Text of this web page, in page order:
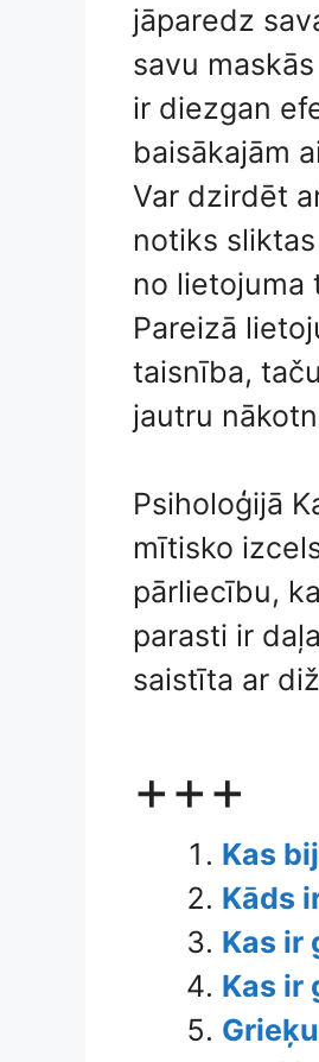
jāparedz
savu
ir diezgan
baisākajām
Var dzirdēt
notiks
no lietojuma
Pareizā
taisnība,
jautru
Psiholoģijā
mītisko
pārliecību,
parasti ir
saistīta ar
+++
Kas
Kāds
Kas ir
Kas ir